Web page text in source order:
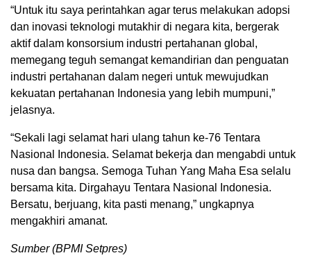
“Untuk itu saya perintahkan agar terus melakukan adopsi
dan inovasi teknologi mutakhir di negara kita, bergerak
aktif dalam konsorsium industri pertahanan global,
memegang teguh semangat kemandirian dan penguatan
industri pertahanan dalam negeri untuk mewujudkan
kekuatan pertahanan Indonesia yang lebih mumpuni,”
jelasnya.
“Sekali lagi selamat hari ulang tahun ke-76 Tentara
Nasional Indonesia. Selamat bekerja dan mengabdi untuk
nusa dan bangsa. Semoga Tuhan Yang Maha Esa selalu
bersama kita. Dirgahayu Tentara Nasional Indonesia.
Bersatu, berjuang, kita pasti menang,” ungkapnya
mengakhiri amanat.
Sumber (BPMI Setpres)